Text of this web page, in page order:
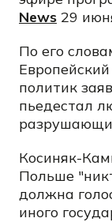
News 29
По его
политик
пьедестал
Косиняк-
Польше
должна
иного